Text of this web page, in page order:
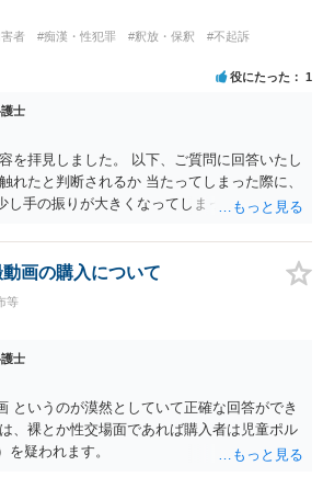
者 #痴漢・性犯罪 #釈放・保釈
#不起訴
役にたった 1
士
を拝見しました。 以下、ご質問に回答いたし
れたと判断されるか 当たってしまった際に、
し手の振りが大きくなってしまっていたこと
されやすいのでしょうか？ お伺いする限り、
ことは無いかと思います。 ②逮捕、呼び出し
はどれほどでしょうか？ 誤って当たってし
その場で女性等のアクションが無かったこ
呼び出される可能性は極めて低いと思いま
期間 大体どれほどの期間逮捕呼び出しの可
いのでしょうか？ 逮捕や呼び出しの可能性は
連絡が来ることはないでしょう。
画の購入について
等
士
というのが漠然としていて正確な回答ができ
、裸とか性交場面であれば購入者は児童ポル
を疑われます。